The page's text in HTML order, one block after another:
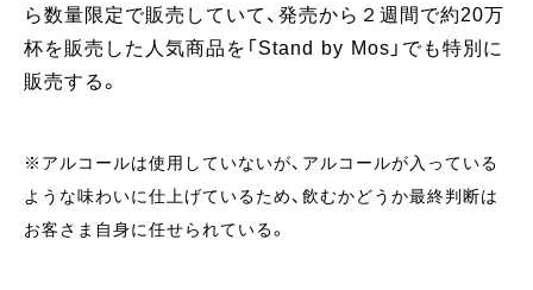
ら数量限定で販売していて、発売から２週間で約20万
杯を販売した人気商品を「Stand by Mos」でも特別に
販売する。
※アルコールは使用していないが、アルコールが入っている
ような味わいに仕上げているため、飲むかどうか最終判断は
お客さま自身に任せられている。